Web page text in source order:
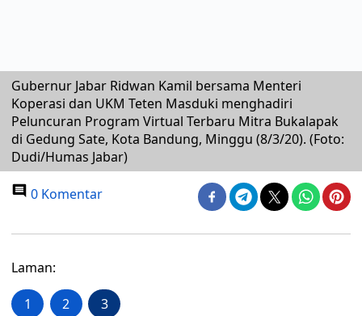
Gubernur Jabar Ridwan Kamil bersama Menteri
Koperasi dan UKM Teten Masduki menghadiri
Peluncuran Program Virtual Terbaru Mitra Bukalapak
di Gedung Sate, Kota Bandung, Minggu (8/3/20). (Foto:
Dudi/Humas Jabar)
0 Komentar
Laman:
1 2 3